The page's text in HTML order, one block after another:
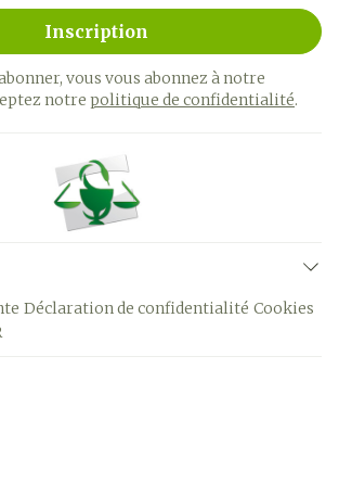
Inscription
vous vous abonnez à notre
notre politique de confidentialité.
Déclaration de confidentialité Cookies